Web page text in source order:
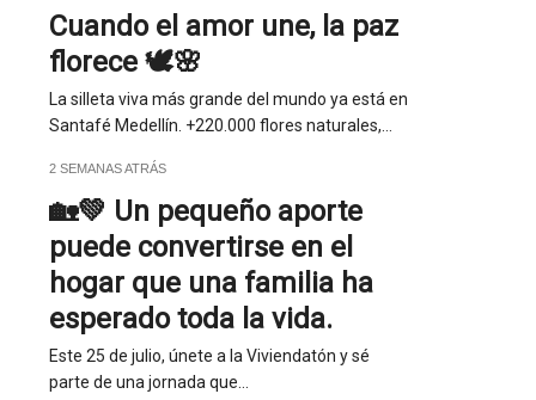
Cuando el amor une, la paz
florece 🕊️🌸
La silleta viva más grande del mundo ya está en
Santafé Medellín. +220.000 flores naturales,…
2 SEMANAS ATRÁS
🏡💚 Un pequeño aporte
puede convertirse en el
hogar que una familia ha
esperado toda la vida.
Este 25 de julio, únete a la Viviendatón y sé
parte de una jornada que…